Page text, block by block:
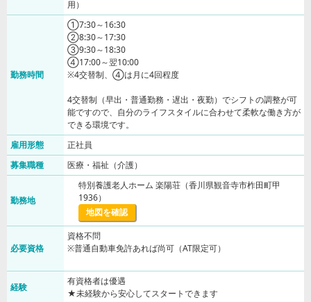
用）
勤務時間
①7:30～16:30
②8:30～17:30
③9:30～18:30
④17:00～翌10:00
※4交替制、④は月に4回程度
4交替制（早出・普通勤務・遅出・夜勤）でシフトの調整が可
能ですので、自分のライフスタイルに合わせて柔軟な働き方が
できる環境です。
雇用形態
正社員
募集職種
医療・福祉（介護）
勤務地
特別養護老人ホーム 楽陽荘（香川県観音寺市柞田町甲
1936）
地図を確認
必要資格
資格不問
※普通自動車免許あれば尚可（AT限定可）
経験
有資格者は優遇
★未経験から安心してスタートできます